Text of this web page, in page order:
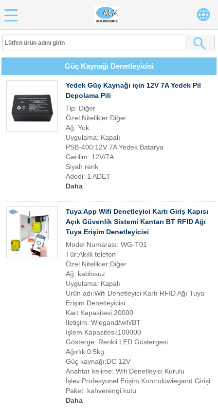
Güç Kaynağı Denetleyicisi
Yedek Güç Kaynağı için 12V 7A Yedek Pil
Depolama Pili
Tip: Diğer
Özel Nitelikler:Diğer
Ağ: Yok
Uygulama: Kapalı
PSB-400:12V 7A Yedek Batarya
Gerilim: 12V/7A
Siyah renk
Adedi: 1 ADET
Daha
Tuya App Wifi Denetleyici Kartı Giriş Kapısı
Açık Güvenlik Sistemi Kantarı BT RFID Ağı
Tuya Erişim Denetleyicisi
Model Numarası: WG-T01
Tür:Akıllı telefon
Özel Nitelikler:Diğer
Ağ: kablosuz
Uygulama: Kapalı
Ürün adı:Wifi Denetleyici Kartı RFID Ağı Tuya
Erişim Denetleyicisi
Kart Kapasitesi:20000
İletişim: Wiegand/wifi/BT
İşlem Kapasitesi:100000
Gösterge: Renkli LED Göstergesi
Ağırlık:0.5kg
Güç kaynağı:DC 12V
Anahtar kelime: Wifi Denetleyici Kurulu
İşlev:Profesyonel Erişim Kontrolüwiegand Girişi
Paket: kahverengi kutu
Daha